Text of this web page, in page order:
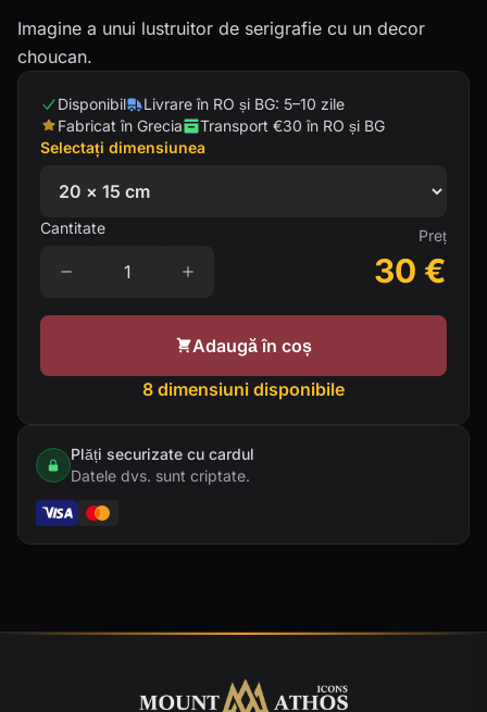
Imagine a unui lustruitor de serigrafie cu un decor
choucan.
Disponibil
Livrare în RO și BG: 5–10 zile
Fabricat în Grecia
Transport €30 în RO și BG
Selectați dimensiunea
Cantitate Preț
30 €
Adaugă în coș
8 dimensiuni disponibile
Plăți securizate cu cardul
Datele dvs. sunt criptate.